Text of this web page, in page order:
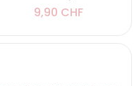
9,90 CHF